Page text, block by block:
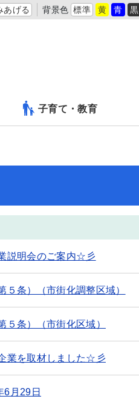
あげる 背景色 標準 黄 青 黒
子育て・教育
説明会のご案内☆彡
条）（市街化調整区域）
５条）（市街化区域）
業を取材しました☆彡
月29日